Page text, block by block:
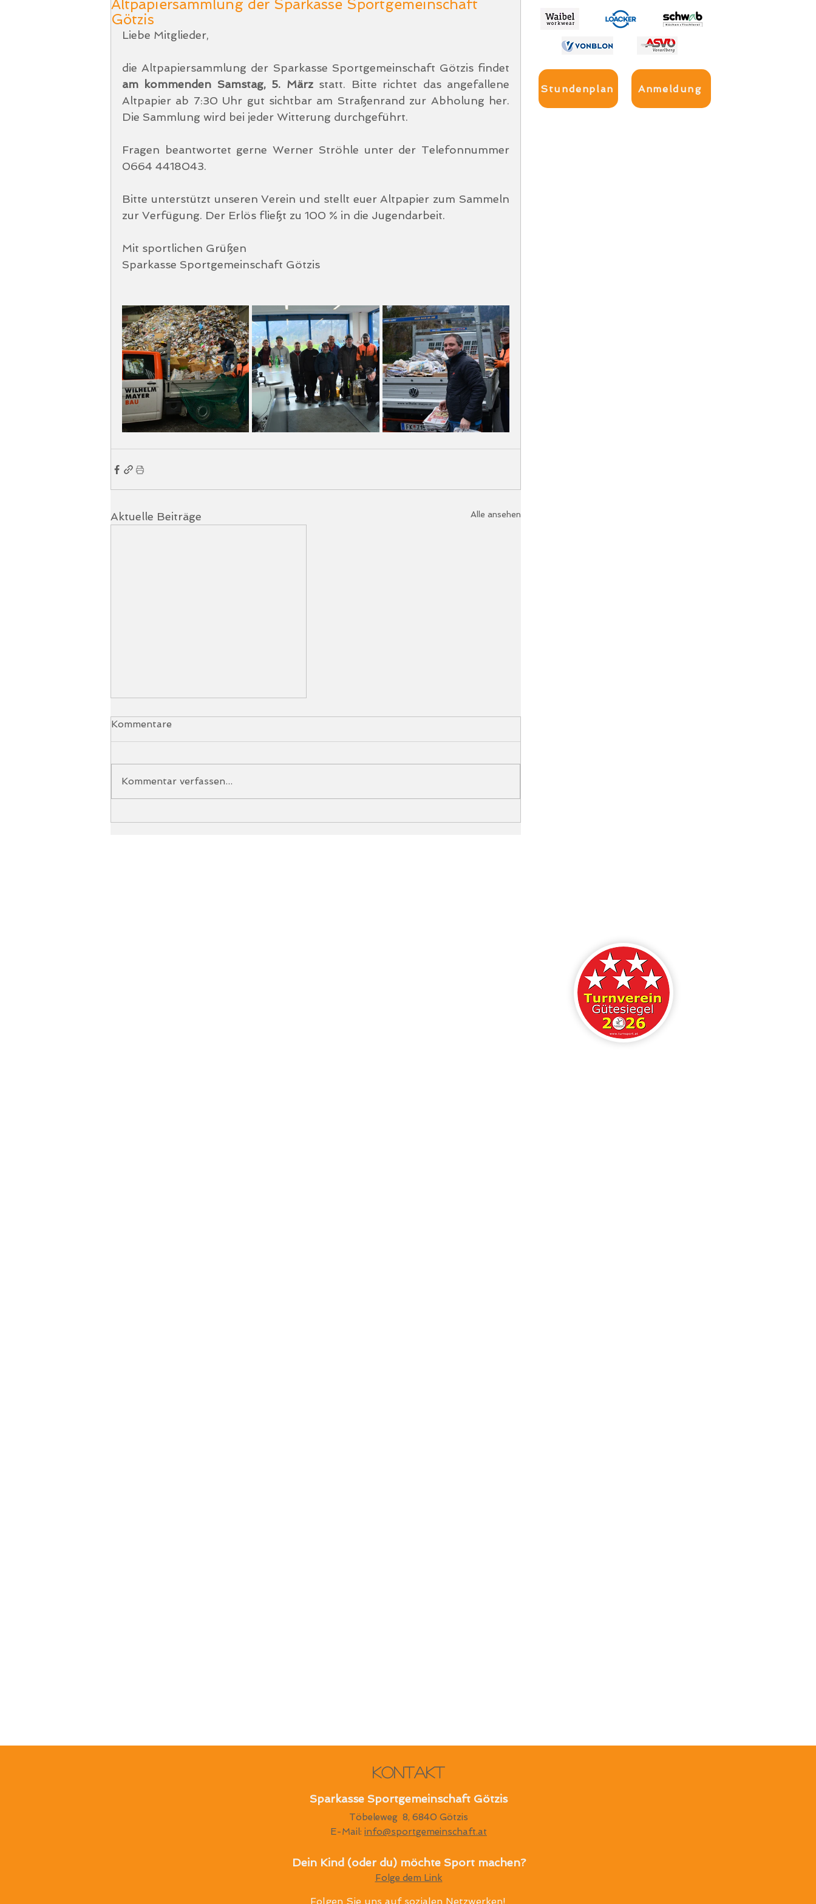
Altpapiersammlung der Sparkasse Sportgemeinschaft
Götzis
Liebe Mitglieder,
am kommenden Samstag, 5. März statt. Bitte richtet das angefallene
Altpapier ab 7:30 Uhr gut sichtbar am Straßenrand zur Abholung her.
Die Sammlung wird bei jeder Witterung durchgeführt.
Fragen beantwortet gerne Werner Ströhle unter der Telefonnummer
0664 4418043.
Bitte unterstützt unseren Verein und stellt euer Altpapier zum Sammeln
zur Verfügung. Der Erlös fließt zu 100 % in die Jugendarbeit.
Mit sportlichen Grüßen
Sparkasse Sportgemeinschaft Götzis
Aktuelle Beiträge Alle ansehen
Bewegung verbindet!
Kommentare
Kommentar verfassen...
Anmeldung
Stundenplan
Kontakt
Sparkasse Sportgemeinschaft Götzis
Töbeleweg 8, 6840 Götzis
E-Mail: info@sportgemeinschaft.at
Dein Kind (oder du) möchte Sport machen?
Folge dem Link
Folgen Sie uns auf sozialen Netzwerken!